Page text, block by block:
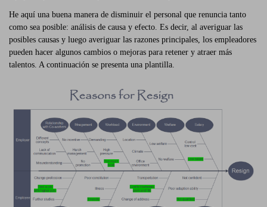
He aquí una buena manera de disminuir el personal que renuncia tanto
como sea posible: análisis de causa y efecto. Es decir, al averiguar las
posibles causas y luego averiguar las razones principales, los empleadores
pueden hacer algunos cambios o mejoras para retener y atraer más
talentos. A continuación se presenta una plantilla.